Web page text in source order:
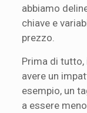
abbiamo
chiave e
prezzo.
Prima di
avere un
esempio, un
a essere